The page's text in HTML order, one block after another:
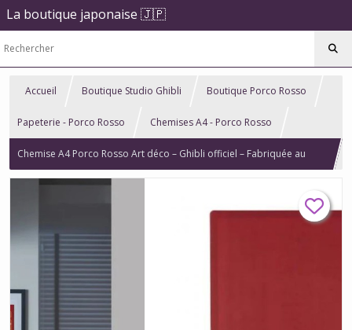
La boutique japonaise 🇯🇵
Accueil Boutique Studio Ghibli Boutique Porco Rosso
Papeterie - Porco Rosso Chemises A4 - Porco Rosso
Chemise A4 Porco Rosso Art déco – Ghibli officiel – Fabriquée au
Japon